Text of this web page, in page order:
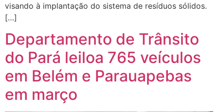
visando à implantação do sistema de resíduos sólidos.
[…]
Departamento de Trânsito
do Pará leiloa 765 veículos
em Belém e Parauapebas
em março